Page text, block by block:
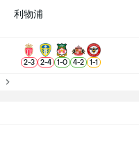
利物浦
2-3 2-4 1-0 4-2 1-1